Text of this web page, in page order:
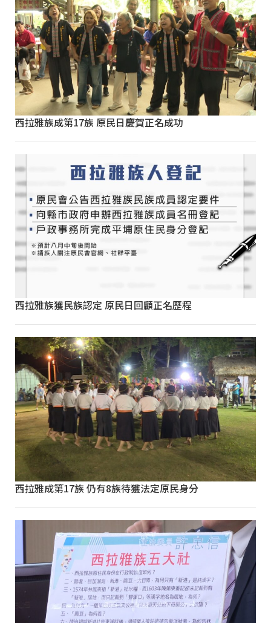
西拉雅族成第17族 原民日慶賀正名成功
西拉雅族獲民族認定 原民日回顧正名歷程
西拉雅成第17族 仍有8族待獲法定原民身分